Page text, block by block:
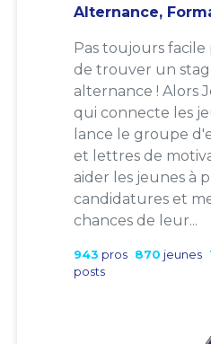
Alternance,
Pas toujours
de trouver un
alternance ! Alors
qui connecte les
lance le groupe
et lettres de
aider les jeunes à
candidatures et
chances de leur...
943 pros 870 jeunes
posts